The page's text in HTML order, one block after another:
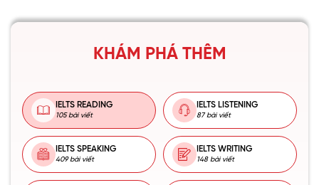
KHÁM PHÁ THÊM
IELTS READING
105 bài viết
IELTS LISTENING
87 bài viết
IELTS SPEAKING
409 bài viết
IELTS WRITING
148 bài viết